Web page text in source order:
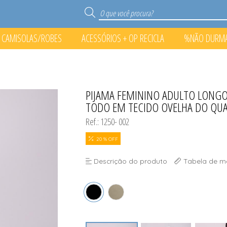
TODOS DE
CAMISOLAS/ROBES
TODOS DE CAMISOLAS/
ACESSÓRIOS + OP RECICLA
TODOS DE ACESSÓRIOS +
%NÃO
TODOS DE %NÃO DURMA
PIJAMA FEMININO ADULTO
TODO EM TECIDO OVELHA DO
Ref.: 1250- 002
20 % OFF
Descrição do produto Tabela de